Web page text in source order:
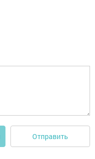
Отправить